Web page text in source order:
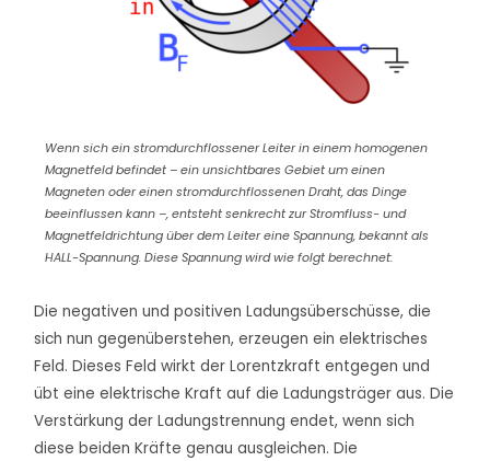
Wenn sich ein stromdurchflossener Leiter in einem homogenen
Magnetfeld befindet – ein unsichtbares Gebiet um einen
Magneten oder einen stromdurchflossenen Draht, das Dinge
beeinflussen kann –, entsteht senkrecht zur Stromfluss- und
Magnetfeldrichtung über dem Leiter eine Spannung, bekannt als
HALL-Spannung. Diese Spannung wird wie folgt berechnet:
Die negativen und positiven Ladungsüberschüsse, die
sich nun gegenüberstehen, erzeugen ein elektrisches
Feld. Dieses Feld wirkt der Lorentzkraft entgegen und
übt eine elektrische Kraft auf die Ladungsträger aus. Die
Verstärkung der Ladungstrennung endet, wenn sich
diese beiden Kräfte genau ausgleichen. Die